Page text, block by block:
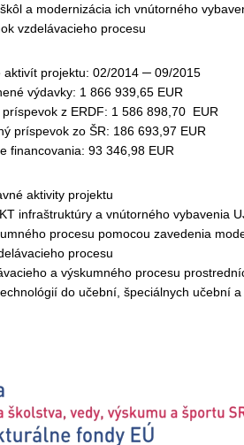
a modernizácia ich vnútorného
vzdelávacieho procesu
aktivít projektu: 02/2014 ─ 09/2015
výdavky: 1 866 939,65 EUR
z ERDF: 1 586 898,70 EUR
príspevok zo ŠR: 186 693,97 EUR
financovania: 93 346,98 EUR
aktivity projektu
infraštruktúry a vnútorného vybavenia
procesu pomocou zavedenia
procesu
a výskumného procesu
do učební, špeciálnych učební a